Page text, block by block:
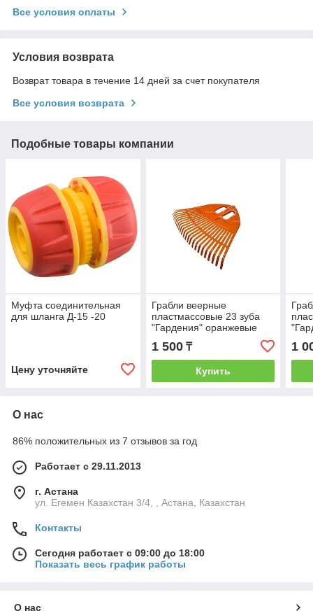
Все условия оплаты
Условия возврата
Возврат товара в течение 14 дней за счет покупателя
Все условия возврата
Подобные товары компании
Муфта соединительная
для шланга Д-15 -20
Цену уточняйте
Грабли веерные
пластмассовые 23 зуба
"Гардения" оранжевые
1 500₸
Купить
1
О нас
86% положительных из 7 отзывов за год
Работает с 29.11.2013
г. Астана
ул. Егемен Казахстан 3/4, , Астана, Казахстан
Контакты
Сегодня работает с 09:00 до 18:00
Показать весь график работы
О нас